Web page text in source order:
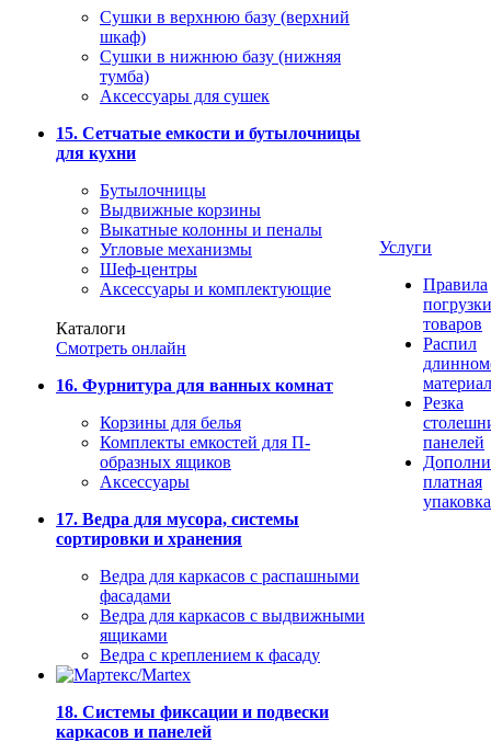
Сушки в верхнюю базу (верхний
шкаф)
Сушки в нижнюю базу (нижняя
тумба)
Аксессуары для сушек
15. Сетчатые емкости и бутылочницы
для кухни
Бутылочницы
Выдвижные корзины
Выкатные колонны и пеналы
Угловые механизмы
Шеф-центры
Аксессуары и комплектующие
Каталоги
Смотреть онлайн
16. Фурнитура для ванных комнат
Корзины для белья
Комплекты емкостей для П-
образных ящиков
Аксессуары
17. Ведра для мусора, системы
сортировки и хранения
Ведра для каркасов с распашными
фасадами
Ведра для каркасов с выдвижными
ящиками
Ведра с креплением к фасаду
18. Системы фиксации и подвески
каркасов и панелей
Услуги
Правила
погрузки
товаров
Распил
Резка
панелей
платная
упаковка